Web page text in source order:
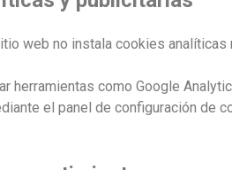
web no instala cookies
herramientas como Google
el panel de configuración de